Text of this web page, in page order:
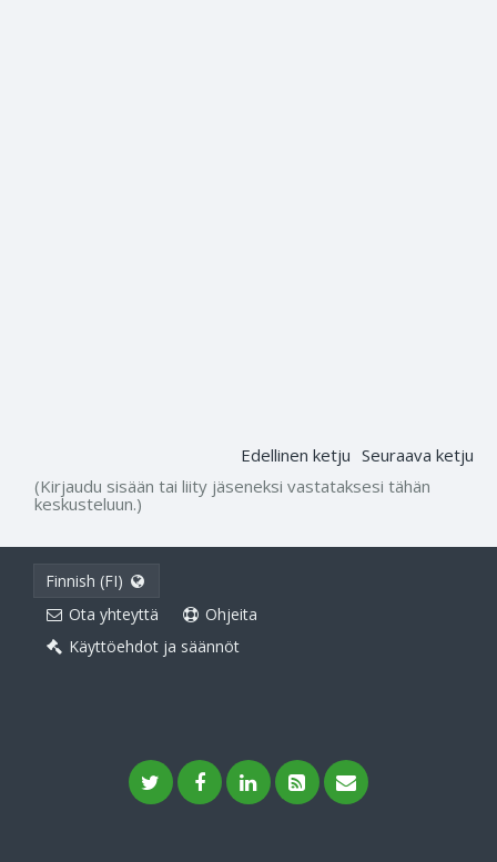
Edellinen ketju Seuraava ketju
(Kirjaudu sisään tai liity jäseneksi vastataksesi tähän
keskusteluun.)
Finnish (FI)
Ota yhteyttä
Ohjeita
Käyttöehdot ja säännöt